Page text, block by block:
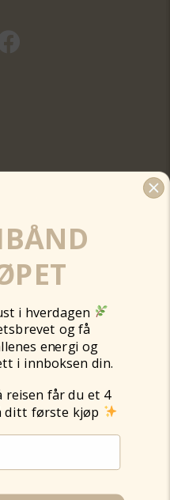
instagramfacebook
i hverdagen
og få
energi og
i innboksen din.
reisen får du et 4
ditt første kjøp